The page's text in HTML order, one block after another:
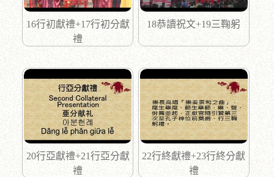
16行初獻禮+17行初分獻
禮
18恭讀祝文+19三鞠躬
20行亞獻禮+21行亞分獻
禮
22行終獻禮+23行終分獻
禮